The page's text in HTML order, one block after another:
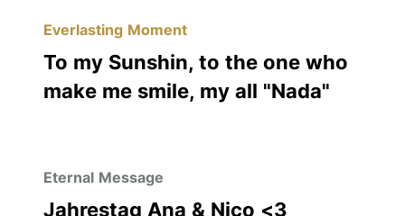
Everlasting Moment
To my Sunshin, to the one who
make me smile, my all "Nada"
Eternal Message
Jahrestag Ana & Nico <3